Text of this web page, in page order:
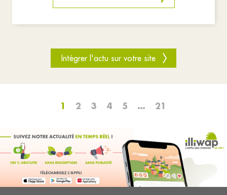
Intégrer l'actu sur votre site
1 2 3 4 5 … 21